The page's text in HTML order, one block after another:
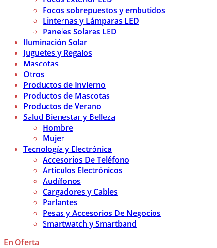
Focos sobrepuestos y embutidos
Linternas y Lámparas LED
Paneles Solares LED
Iluminación Solar
Juguetes y Regalos
Mascotas
Otros
Productos de Invierno
Productos de Mascotas
Productos de Verano
Salud Bienestar y Belleza
Hombre
Mujer
Tecnología y Electrónica
Accesorios De Teléfono
Artículos Electrónicos
Audífonos
Cargadores y Cables
Parlantes
Pesas y Accesorios De Negocios
Smartwatch y Smartband
En Oferta